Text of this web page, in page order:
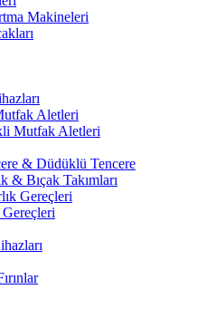
Makineleri
Aletleri
Mutfak Aletleri
& Düdüklü Tencere
& Bıçak Takımları
Gereçleri